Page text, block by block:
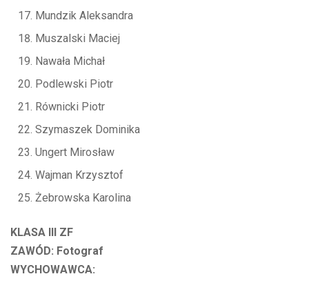
Mundzik Aleksandra
Muszalski Maciej
Nawała Michał
Podlewski Piotr
Równicki Piotr
Szymaszek Dominika
Ungert Mirosław
Wajman Krzysztof
Żebrowska Karolina
KLASA III ZF
ZAWÓD: Fotograf
WYCHOWAWCA: